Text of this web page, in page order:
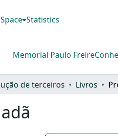
Statistics
Memorial Paulo Freire
de terceiros Livros